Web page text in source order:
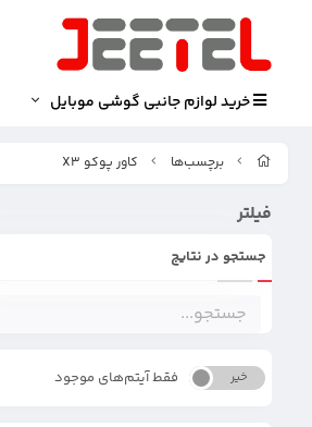
خرید لوازم جانبی گوشی موبایل
برچسب‌ها کاور پوکو X3
فیلتر
جستجو در نتایج
بله خیر فقط آیتم‌های موجود